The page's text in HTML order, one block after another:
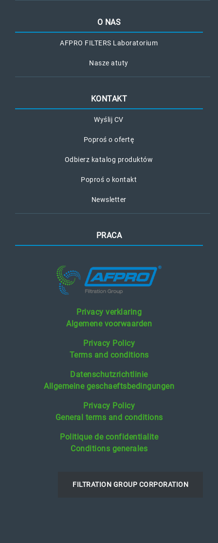
O NAS
AFPRO FILTERS Laboratorium
Nasze atuty
KONTAKT
Wyślij CV
Poproś o ofertę
Odbierz katalog produktów
Poproś o kontakt
Newsletter
PRACA
Privacy verklaring
Algemene voorwaarden
Privacy Policy
Terms and conditions
Datenschutzrichtlinie
Allgemeine geschaeftsbedingungen
Privacy Policy
General terms and conditions
Politique de confidentialite
Conditions generales
FILTRATION GROUP CORPORATION